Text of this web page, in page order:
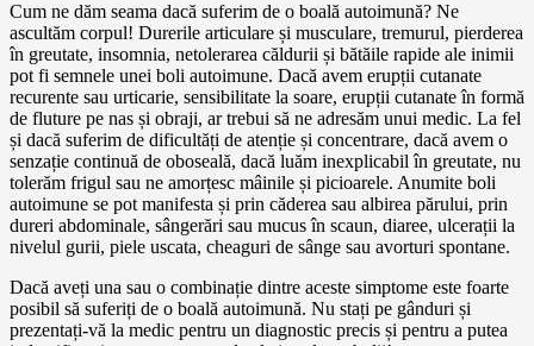
Cum ne dăm seama dacă suferim de o boală autoimună? Ne
ascultăm corpul! Durerile articulare și musculare, tremurul, pierderea
în greutate, insomnia, netolerarea căldurii și bătăile rapide ale inimii
pot fi semnele unei boli autoimune. Dacă avem erupții cutanate
recurente sau urticarie, sensibilitate la soare, erupții cutanate în formă
de fluture pe nas și obraji, ar trebui să ne adresăm unui medic. La fel
și dacă suferim de dificultăți de atenție și concentrare, dacă avem o
senzație continuă de oboseală, dacă luăm inexplicabil în greutate, nu
tolerăm frigul sau ne amorțesc mâinile și picioarele. Anumite boli
autoimune se pot manifesta și prin căderea sau albirea părului, prin
dureri abdominale, sângerări sau mucus în scaun, diaree, ulcerații la
nivelul gurii, piele uscata, cheaguri de sânge sau avorturi spontane.
Dacă aveți una sau o combinație dintre aceste simptome este foarte
posibil să suferiți de o boală autoimună. Nu stați pe gânduri și
prezentați-vă la medic pentru un diagnostic precis și pentru a putea